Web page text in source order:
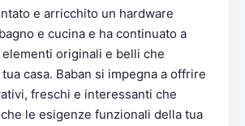
e arricchito un hardware
e cucina e ha continuato a
originali e belli che
casa. Baban si impegna a offrire
freschi e interessanti che
le esigenze funzionali della tua